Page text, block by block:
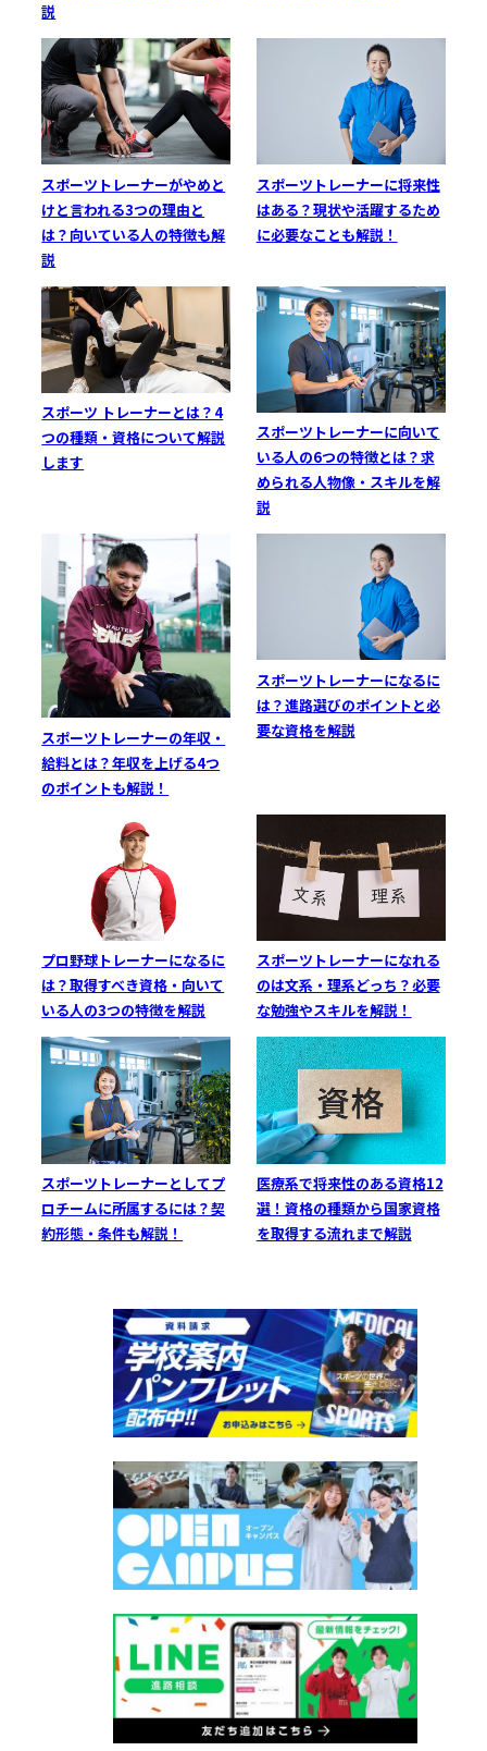
説
スポーツトレーナーがやめと
けと言われる3つの理由と
は？向いている人の特徴も解
説
スポーツトレーナーに将来性
はある？現状や活躍するため
に必要なことも解説！
スポーツ トレーナーとは？4
つの種類・資格について解説
します
スポーツトレーナーに向いて
いる人の6つの特徴とは？求
められる人物像・スキルを解
説
スポーツトレーナーの年収・
給料とは？年収を上げる4つ
のポイントも解説！
スポーツトレーナーになるに
は？進路選びのポイントと必
要な資格を解説
プロ野球トレーナーになるに
は？取得すべき資格・向いて
いる人の3つの特徴を解説
スポーツトレーナーになれる
のは文系・理系どっち？必要
な勉強やスキルを解説！
スポーツトレーナーとしてプ
ロチームに所属するには？契
約形態・条件も解説！
医療系で将来性のある資格12
選！資格の種類から国家資格
を取得する流れまで解説